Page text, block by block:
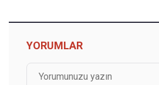
YORUMLAR